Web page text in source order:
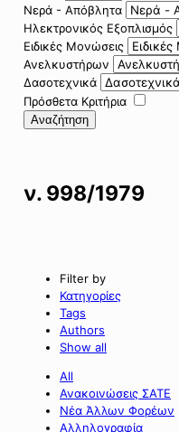
Νερά - Απόβλητα
Ηλεκτρονικός Εξοπλισμός
Ειδικές Μονώσεις
Ανελκυστήρων
Δασοτεχνικά
Πρόσθετα Κριτήρια
Αναζήτηση
ν. 998/1979
Filter by
Κατηγορίες
Tags
Authors
Show all
All
Ανακοινώσεις ΣΑΤΕ
Νέα Άλλων Φορέων
Αλληλογραφία